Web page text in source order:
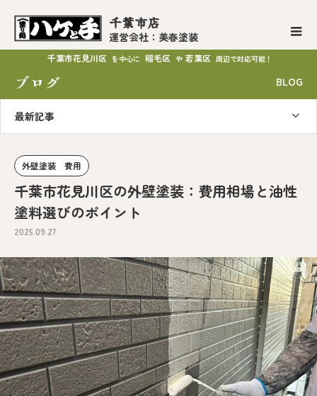
千葉市店
運営会社：美春塗装
千葉市花見川区 を中心に 稲毛区 や 若葉区 周辺で対応可能！
ブログ BLOG
最新記事
外壁塗装 費用
千葉市花見川区の外壁塗装：費用相場と油性
塗料選びのポイント
2025.09.27